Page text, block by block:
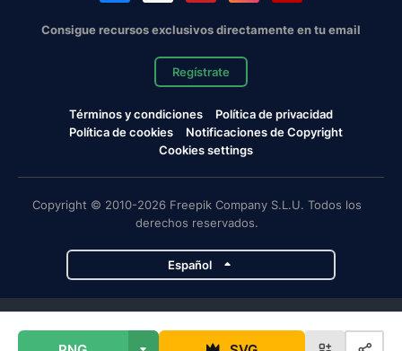
Consigue recursos exclusivos directamente en tu email
Regístrate
Términos y condiciones
Política de privacidad
Política de cookies
Notificaciones de Copyright
Cookies settings
Copyright © 2010-2026 Freepik Company S.L.U. Todos los
derechos reservados.
Español